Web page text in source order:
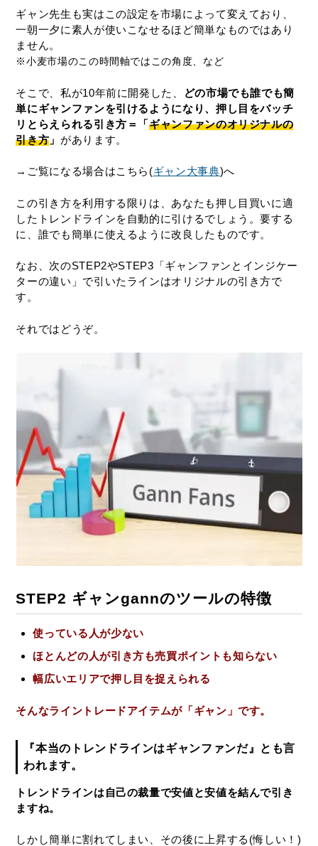
ギャン先生も実はこの設定を市場によって変えており、
一朝一夕に素人が使いこなせるほど簡単なものではあり
ません。
※小麦市場のこの時間軸ではこの角度、など
そこで、私が10年前に開発した、
どの市場でも誰でも簡
単にギャンファンを引けるようになり、押し目をバッチ
リとらえられる引き方＝「ギャンファンのオリジナルの
引き方 」 があります。
→ご覧になる場合はこちら(ギャン大事典)へ
この引き方を利用する限りは、あなたも押し目買いに適
したトレンドラインを自動的に引けるでしょう。要する
に、誰でも簡単に使えるように改良したものです。
なお、次のSTEP2やSTEP3「ギャンファンとインジケー
ターの違い」で引いたラインはオリジナルの引き方で
す。
それではどうぞ。
STEP2 ギャンgannのツールの特徴
使っている人が少ない
ほとんどの人が引き方も売買ポイントも知らない
幅広いエリアで押し目を捉えられる
そんなライントレードアイテムが「ギャン」です。
『本当のトレンドラインはギャンファンだ』とも言
われます。
トレンドラインは自己の裁量で安値と安値を結んで引き
ますね。
しかし簡単に割れてしまい、その後に上昇する(悔しい！)